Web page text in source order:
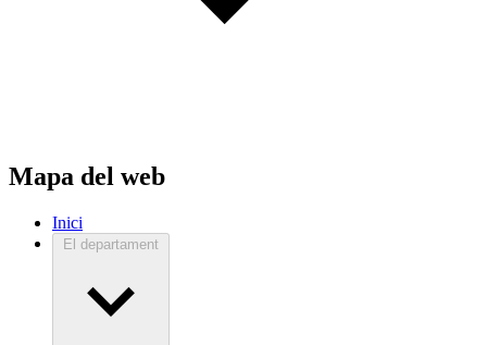
Mapa del web
Inici
El departament